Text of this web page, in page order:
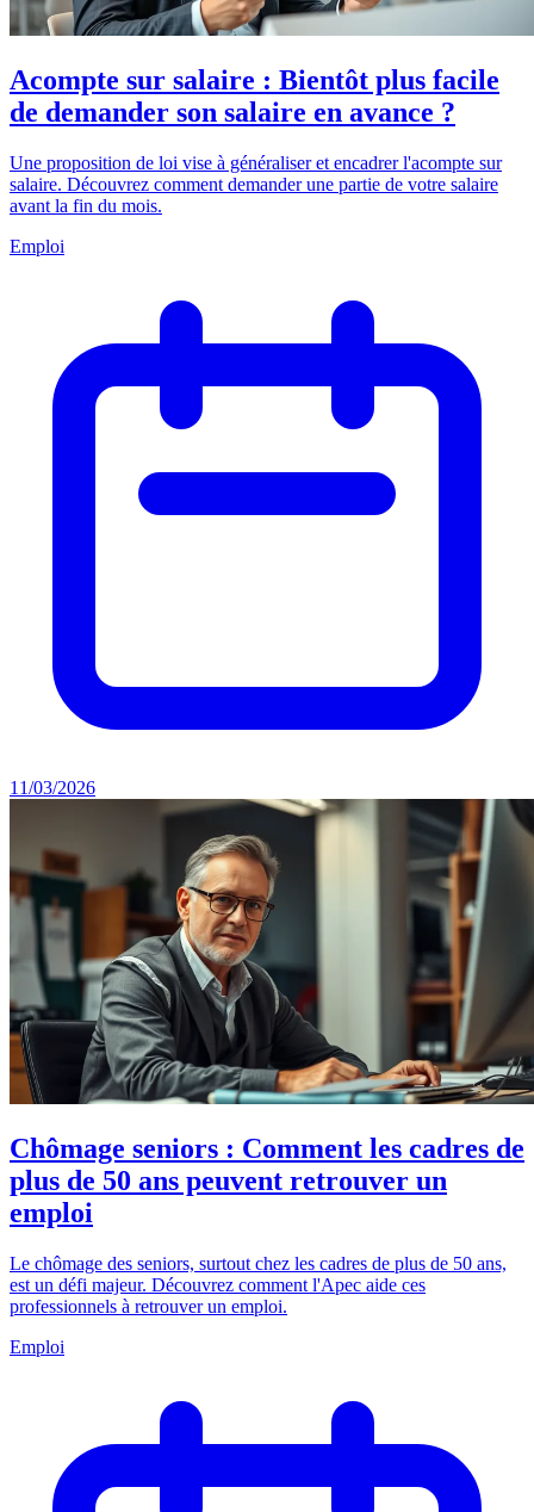
Acompte sur salaire : Bientôt plus facile
de demander son salaire en avance ?
Une proposition de loi vise à généraliser et encadrer l'acompte sur
salaire. Découvrez comment demander une partie de votre salaire
avant la fin du mois.
Emploi
11/03/2026
Chômage seniors : Comment les cadres de
plus de 50 ans peuvent retrouver un
emploi
Le chômage des seniors, surtout chez les cadres de plus de 50 ans,
est un défi majeur. Découvrez comment l'Apec aide ces
professionnels à retrouver un emploi.
Emploi